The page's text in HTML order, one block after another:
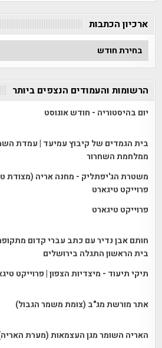
ארכיון הכתבות
ארכיון
הכתבות
הרשומות והעמודים הנצפים ביותר
יום בהיסטוריה - חודש אוגוסט
בית הגמדים של קיבוץ עמיעד | עמדת
ממלחמת השחרור
משטרת הג'יפתליק - מחנה אריה (מצודת
פרוייקט טיגארט
פרוייקט טיגארט
חותם אבן נדיר עם כתב עברי קדום
בית הראשון התגלה בירושלים
תיקי תיעוד - מיצדיות הצפון | פרוייקט
אתר מורשת מג"ב (צומת משמר הגבול)
האריה השומר מגן העצמאות (מערת